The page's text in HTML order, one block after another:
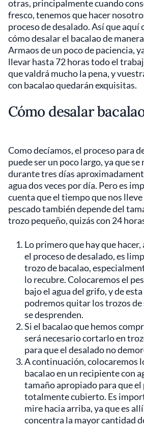
otras, principalmente cuando
fresco, tenemos que hacer
proceso de desalado. Así que aquí
cómo desalar el bacalao de
Armaos de un poco de paciencia,
llevar hasta 72 horas todo el
que valdrá mucho la pena, y
con bacalao quedarán exquisitas.
Cómo desalar
Como decíamos, el proceso para
puede ser un poco largo, ya que
durante tres días
agua dos veces por día. Pero es
cuenta que el tiempo que nos
pescado también depende del
trozo pequeño, quizás con 24
Lo primero que hay que
el proceso de desalado, es
trozo de bacalao,
lo recubre. Colocaremos el
bajo el agua del grifo, y de
podremos quitar los trozos
se desprenden.
Si el bacalao que hemos
será necesario cortarlo en
para que el desalado no
A continuación, colocaremos
bacalao en un recipiente con
tamaño apropiado para que el
totalmente cubierto. Es
mire hacia arriba, ya que es
concentra la mayor cantidad